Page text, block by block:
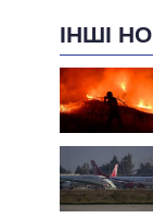
ІНШІ